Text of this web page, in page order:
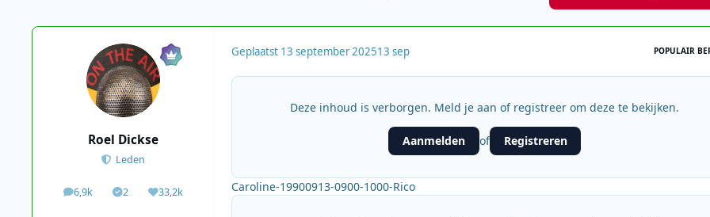
Roel Dickse
Leden
6,9k
berichten2
Solutions33,2k
Waardering
Geplaatst 13 september 202513 sep POPULAIR
Deze inhoud is verborgen. Meld je aan of registreer om deze te bekijken.
Aanmelden of Registreren
Caroline-19900913-0900-1000-Rico